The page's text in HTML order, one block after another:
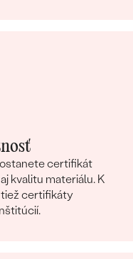
certifikát
kvalitu materiálu. K
certifikáty